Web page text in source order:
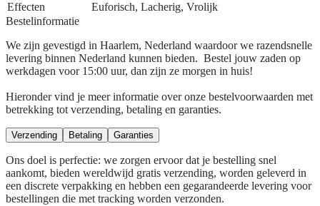
Effecten
Euforisch, Lacherig, Vrolijk
Bestelinformatie
We zijn gevestigd in Haarlem, Nederland waardoor we razendsnelle
levering binnen Nederland kunnen bieden. Bestel jouw zaden op
werkdagen voor 15:00 uur, dan zijn ze morgen in huis!
Hieronder vind je meer informatie over onze bestelvoorwaarden met
betrekking tot verzending, betaling en garanties.
Verzending Betaling Garanties
Ons doel is perfectie: we zorgen ervoor dat je bestelling snel
aankomt, bieden wereldwijd gratis verzending, worden geleverd in
een discrete verpakking en hebben een gegarandeerde levering voor
bestellingen die met tracking worden verzonden.